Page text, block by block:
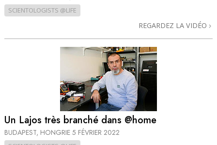
SCIENTOLOGISTS @LIFE
REGARDEZ LA VIDÉO
Un Lajos très branché dans @home
BUDAPEST, HONGRIE 5 FÉVRIER 2022